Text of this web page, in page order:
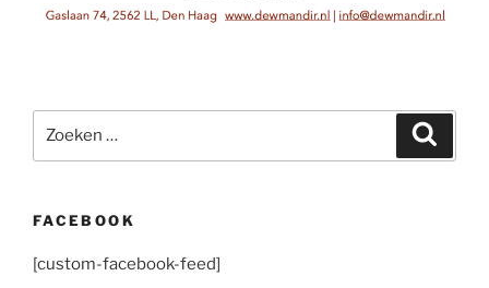
naar:
FACEBOOK
[custom-facebook-feed]